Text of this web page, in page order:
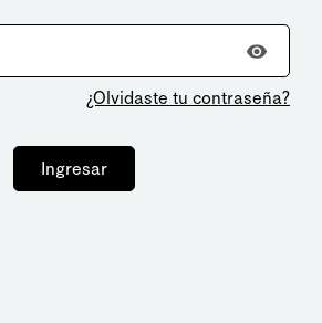
¿Olvidaste tu contraseña?
Ingresar